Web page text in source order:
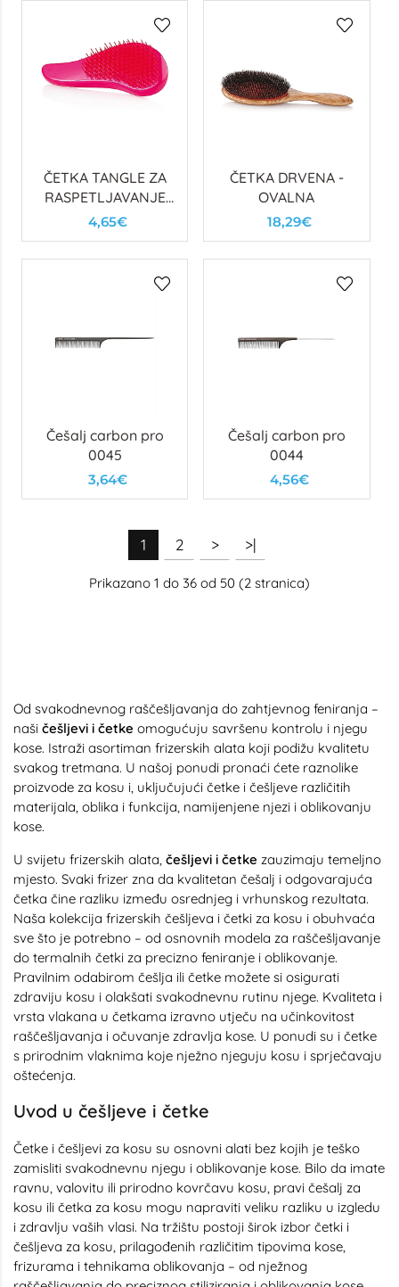
ČETKA TANGLE ZA
RASPETLJAVANJE
KOSE - ROZA
4,65€
ČETKA DRVENA -
OVALNA
18,29€
Češalj carbon pro
0045
3,64€
Češalj carbon pro
0044
4,56€
1 2 > >|
Prikazano 1 do 36 od 50 (2 stranica)
Od svakodnevnog raščešljavanja do zahtjevnog feniranja –
naši češljevi i četke omogućuju savršenu kontrolu i njegu
kose. Istraži asortiman frizerskih alata koji podižu kvalitetu
svakog tretmana. U našoj ponudi pronaći ćete raznolike
proizvode za kosu i, uključujući četke i češljeve različitih
materijala, oblika i funkcija, namijenjene njezi i oblikovanju
kose.
U svijetu frizerskih alata, češljevi i četke zauzimaju temeljno
mjesto. Svaki frizer zna da kvalitetan češalj i odgovarajuća
četka čine razliku između osrednjeg i vrhunskog rezultata.
Naša kolekcija frizerskih češljeva i četki za kosu i obuhvaća
sve što je potrebno – od osnovnih modela za raščešljavanje
do termalnih četki za precizno feniranje i oblikovanje.
Pravilnim odabirom češlja ili četke možete si osigurati
zdraviju kosu i olakšati svakodnevnu rutinu njege. Kvaliteta i
vrsta vlakana u četkama izravno utječu na učinkovitost
raščešljavanja i očuvanje zdravlja kose. U ponudi su i četke
s prirodnim vlaknima koje nježno njeguju kosu i sprječavaju
oštećenja.
Uvod u češljeve i četke
Četke i češljevi za kosu su osnovni alati bez kojih je teško
zamisliti svakodnevnu njegu i oblikovanje kose. Bilo da imate
ravnu, valovitu ili prirodno kovrčavu kosu, pravi češalj za
kosu ili četka za kosu mogu napraviti veliku razliku u izgledu
i zdravlju vaših vlasi. Na tržištu postoji širok izbor četki i
češljeva za kosu, prilagođenih različitim tipovima kose,
frizurama i tehnikama oblikovanja – od nježnog